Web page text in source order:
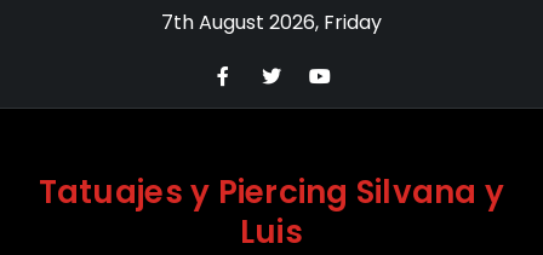
7th August 2026, Friday
Tatuajes y Piercing Silvana y
Luis